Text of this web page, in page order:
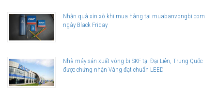
Nhận quà xịn xò khi mua hàng tại muabanvongbi.com
ngày Black Friday
Nhà máy sản xuất vòng bi SKF tại Đại Liên, Trung Quốc
được chứng nhận Vàng đạt chuẩn LEED